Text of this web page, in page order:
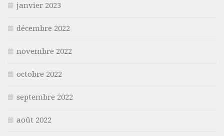
janvier 2023
décembre 2022
novembre 2022
octobre 2022
septembre 2022
août 2022